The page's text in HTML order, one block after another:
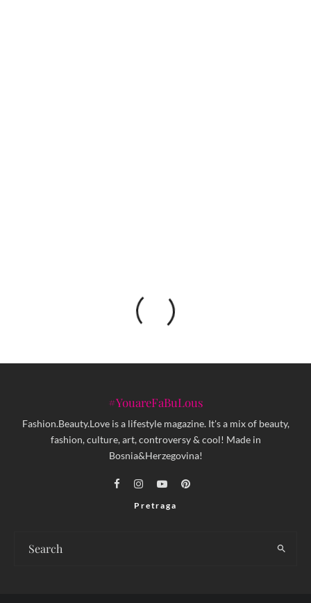
#YouareFaBuLous
Fashion.Beauty.Love is a lifestyle magazine. It's a mix of beauty,
fashion, culture, art, controversy & cool! Made in
Bosnia&Herzegovina!
Pretraga